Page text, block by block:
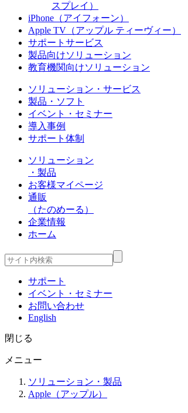
スプレイ）
iPhone（アイフォーン）
Apple TV（アップル ティーヴィー）
サポートサービス
製品向けソリューション
教育機関向けソリューション
ソリューション・サービス
製品・ソフト
イベント・セミナー
導入事例
サポート体制
ソリューション
・製品
お客様マイページ
通販
（たのめーる）
企業情報
ホーム
サポート
イベント・セミナー
お問い合わせ
English
閉じる
メニュー
ソリューション・製品
Apple（アップル）